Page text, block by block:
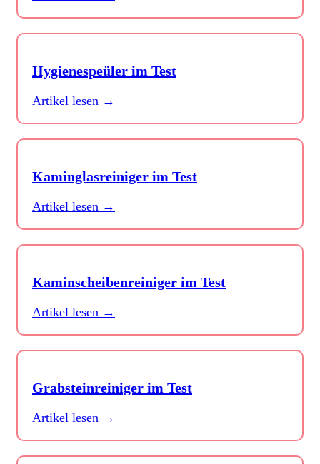
Hygienespeüler im Test
Artikel lesen →
Kaminglasreiniger im Test
Artikel lesen →
Kaminscheibenreiniger im Test
Artikel lesen →
Grabsteinreiniger im Test
Artikel lesen →